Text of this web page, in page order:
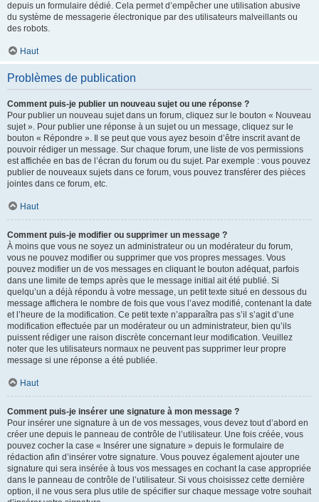
depuis un formulaire dédié. Cela permet d’empêcher une utilisation abusive
du système de messagerie électronique par des utilisateurs malveillants ou
des robots.
Haut
Problèmes de publication
Comment puis-je publier un nouveau sujet ou une réponse ?
Pour publier un nouveau sujet dans un forum, cliquez sur le bouton « Nouveau
sujet ». Pour publier une réponse à un sujet ou un message, cliquez sur le
bouton « Répondre ». Il se peut que vous ayez besoin d’être inscrit avant de
pouvoir rédiger un message. Sur chaque forum, une liste de vos permissions
est affichée en bas de l’écran du forum ou du sujet. Par exemple : vous pouvez
publier de nouveaux sujets dans ce forum, vous pouvez transférer des pièces
jointes dans ce forum, etc.
Haut
Comment puis-je modifier ou supprimer un message ?
À moins que vous ne soyez un administrateur ou un modérateur du forum,
vous ne pouvez modifier ou supprimer que vos propres messages. Vous
pouvez modifier un de vos messages en cliquant le bouton adéquat, parfois
dans une limite de temps après que le message initial ait été publié. Si
quelqu’un a déjà répondu à votre message, un petit texte situé en dessous du
message affichera le nombre de fois que vous l’avez modifié, contenant la date
et l’heure de la modification. Ce petit texte n’apparaîtra pas s’il s’agit d’une
modification effectuée par un modérateur ou un administrateur, bien qu’ils
puissent rédiger une raison discrète concernant leur modification. Veuillez
noter que les utilisateurs normaux ne peuvent pas supprimer leur propre
message si une réponse a été publiée.
Haut
Comment puis-je insérer une signature à mon message ?
Pour insérer une signature à un de vos messages, vous devez tout d’abord en
créer une depuis le panneau de contrôle de l’utilisateur. Une fois créée, vous
pouvez cocher la case « Insérer une signature » depuis le formulaire de
rédaction afin d’insérer votre signature. Vous pouvez également ajouter une
signature qui sera insérée à tous vos messages en cochant la case appropriée
dans le panneau de contrôle de l’utilisateur. Si vous choisissez cette dernière
option, il ne vous sera plus utile de spécifier sur chaque message votre souhait